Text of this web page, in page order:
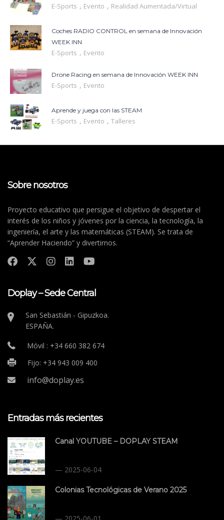
E-Sports , Evento , Realidad Aumentada/Virtual
Coches RADIO CONTROL en semana de Innovación
WEEK INN
E-Sports , Evento
Drone Racing en semana de Innovación WEEK INN
E-Sports , Evento
Aprende y juega con las STEAM
E-Sports , Evento , Talleres
Sobre nosotros
Proyecto educativo que persigue el objetivo de despertar el
interés de los niños y jóvenes por la ciencia, la tecnología, la
ingeniería, el arte y las matemáticas (STEAM). Se trata de
“Aprender Haciendo” y divertirnos.
Doplay – Sede Central
San Sebastián - Gipuzkoa.
ESPAÑA.
Móvil : +34 660 382 674
Fijo: +34 943 009 400
info@doplay.es
Entradas más recientes
Canal YOUTUBE – DOPLAY STEAM
2025-06-04
Colonias Tecnológicas de Verano 2025
2025-06-01